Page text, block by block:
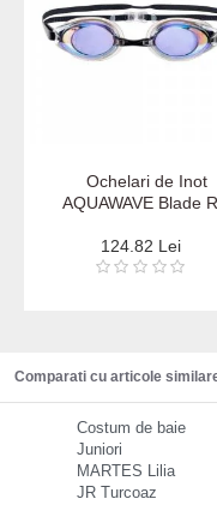
Ochelari de Inot
AQUAWAVE Blade
124.82 Lei
Comparati cu articole
Costum de baie
Juniori
MARTES Lilia
JR Turcoaz